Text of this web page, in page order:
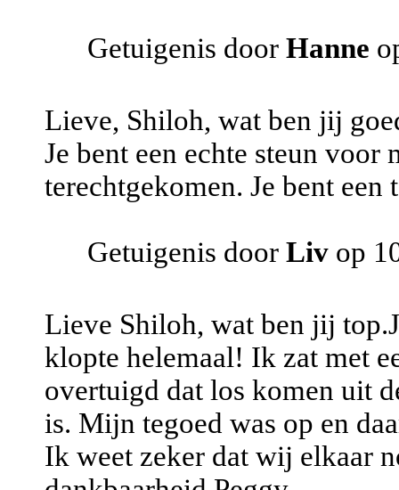
Getuigenis door Hanne
Lieve, Shiloh, wat ben jij
Je bent een echte steun
terechtgekomen. Je bent
Getuigenis door Liv op
Lieve Shiloh, wat ben jij
klopte helemaal! Ik zat met
overtuigd dat los komen uit
is. Mijn tegoed was op en
Ik weet zeker dat wij elkaar